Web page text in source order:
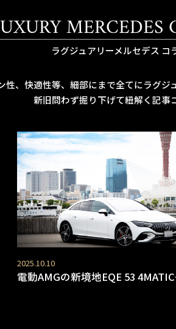
ラグジュアリーメルセデス コ
性、快適性等、細部にまで全てにラグジ
新旧問わず掘り下げて紐解く記事
2025.10.10
電動AMGの新境地EQE 53